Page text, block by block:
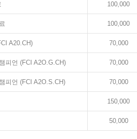
100,000
100,000
A20.CH) 70,000
피언 (FCI A2O.G.CH) 70,000
피언 (FCI A2O.S.CH) 70,000
150,000
50,000